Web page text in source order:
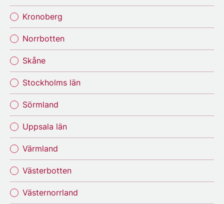
Kronoberg
Norrbotten
Skåne
Stockholms län
Sörmland
Uppsala län
Värmland
Västerbotten
Västernorrland